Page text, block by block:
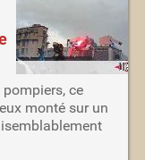
ce
monté sur un